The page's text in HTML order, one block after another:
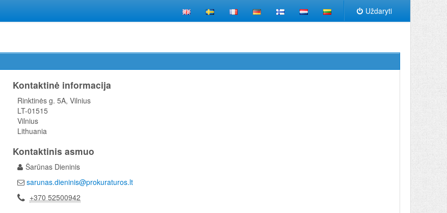
Uždaryti
Kontaktinė informacija
Rinktinės g. 5A, Vilnius
LT-01515
Vilnius
Lithuania
Kontaktinis asmuo
Šarūnas Dieninis
sarunas.dieninis@prokuraturos.lt
+370 52500942